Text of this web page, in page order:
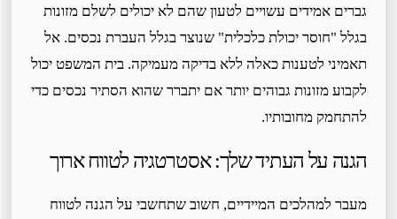
גברים אמידים עשויים לטעון שהם לא יכולים לשלם מזונות
בגלל "חוסר יכולת כלכלית" שנוצר בגלל העברת נכסים. אל
תאמיני לטענות כאלה ללא בדיקה מעמיקה. בית המשפט יכול
לקבוע מזונות גבוהים יותר אם יתברר שהוא הסתיר נכסים כדי
להתחמק מחובותיו.
הגנה על העתיד שלך: אסטרטגיה לטווח ארוך
מעבר למהלכים המיידיים, חשוב שתחשבי על הגנה לטווח